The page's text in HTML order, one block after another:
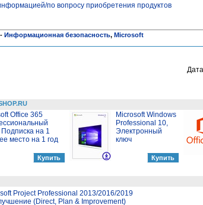
по вопросу приобретения продуктов
- Информационная безопасность, Microsoft
Office 365
на 1
место на 1 год
Microsoft Windows
Professional 10,
Электронный
ключ
Project Professional 2013/2016/2019
(Direct, Plan & Improvement)